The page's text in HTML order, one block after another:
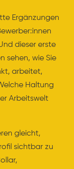
Ergänzungen
dieser erste
sehen, wie Sie
arbeitet,
Haltung
Arbeitswelt
gleicht,
sichtbar zu